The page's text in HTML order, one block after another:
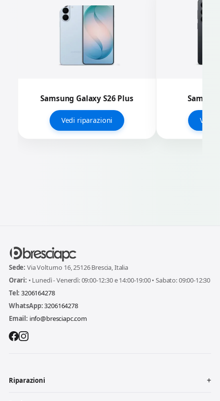
Samsung Galaxy S26 Plus
Vedi riparazioni Vedi
Sede: Via Volturno 16, 25126 Brescia, Italia
Orari: • Lunedì - Venerdì: 09:00-12:30 e 14:00-19:00 • Sabato: 09:00-12:30
Tel: 3206164278
WhatsApp:3206164278
Email: info@bresciapc.com
Riparazioni